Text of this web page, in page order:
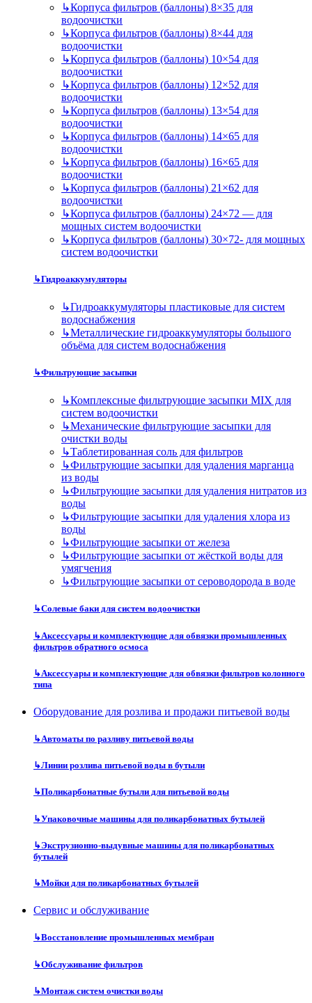
↳Корпуса фильтров (баллоны) 8×35 для
водоочистки
↳Корпуса фильтров (баллоны) 8×44 для
водоочистки
↳Корпуса фильтров (баллоны) 10×54 для
водоочистки
↳Корпуса фильтров (баллоны) 12×52 для
водоочистки
↳Корпуса фильтров (баллоны) 13×54 для
водоочистки
↳Корпуса фильтров (баллоны) 14×65 для
водоочистки
↳Корпуса фильтров (баллоны) 16×65 для
водоочистки
↳Корпуса фильтров (баллоны) 21×62 для
водоочистки
↳Корпуса фильтров (баллоны) 24×72 — для
мощных систем водоочистки
↳Корпуса фильтров (баллоны) 30×72- для мощных
систем водоочистки
↳Гидроаккумуляторы
↳Гидроаккумуляторы пластиковые для систем
водоснабжения
↳Металлические гидроаккумуляторы большого
объёма для систем водоснабжения
↳Фильтрующие засыпки
↳Комплексные фильтрующие засыпки MIX для
систем водоочистки
↳Механические фильтрующие засыпки для
очистки воды
↳Таблетированная соль для фильтров
↳Фильтрующие засыпки для удаления марганца
из воды
↳Фильтрующие засыпки для удаления нитратов из
воды
↳Фильтрующие засыпки для удаления хлора из
воды
↳Фильтрующие засыпки от железа
↳Фильтрующие засыпки от жёсткой воды для
умягчения
↳Фильтрующие засыпки от сероводорода в воде
↳Солевые баки для систем водоочистки
↳Аксессуары и комплектующие для обвязки промышленных
фильтров обратного осмоса
↳Аксессуары и комплектующие для обвязки фильтров колонного
типа
Оборудование для розлива и продажи питьевой воды
↳Автоматы по разливу питьевой воды
↳Линии розлива питьевой воды в бутыли
↳Поликарбонатные бутыли для питьевой воды
↳Упаковочные машины для поликарбонатных бутылей
↳Экструзионно-выдувные машины для поликарбонатных
бутылей
↳Мойки для поликарбонатных бутылей
Сервис и обслуживание
↳Восстановление промышленных мембран
↳Обслуживание фильтров
↳Монтаж систем очистки воды